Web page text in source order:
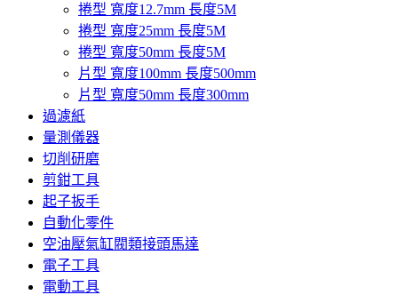
捲型 寬度12.7mm 長度5M
捲型 寬度25mm 長度5M
捲型 寬度50mm 長度5M
片型 寬度100mm 長度500mm
片型 寬度50mm 長度300mm
過濾紙
量測儀器
切削研磨
剪鉗工具
起子扳手
自動化零件
空油壓氣缸閥類接頭馬達
電子工具
電動工具